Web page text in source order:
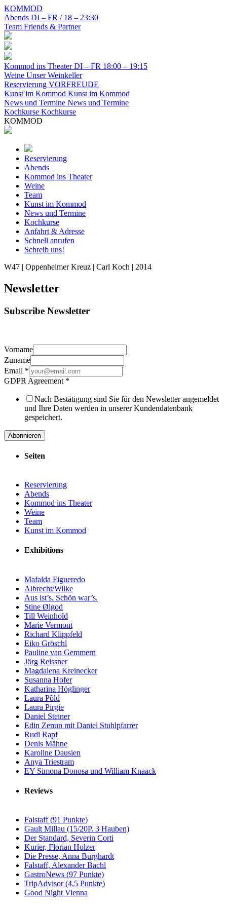
KOMMOD
Abends DI – FR / 18 – 23:30
Team Friends & Partner
Kommod ins Theater DI – FR 18:00 – 19:15
Weine Unser Weinkeller
Reservierung VORFREUDE
Kunst im Kommod Kunst im Kommod
News und Termine News und Termine
Kochkurse Kochkurse
KOMMOD
Reservierung
Abends
Kommod ins Theater
Weine
Team
Kunst im Kommod
News und Termine
Kochkurse
Anfahrt & Adresse
Schnell anrufen
Schreib uns!
W47 | Oppenheimer Kreuz | Carl Koch | 2014
Newsletter
Subscribe Newsletter
Vorname
Zuname
Email *
GDPR Agreement *
Nach Bestätigung sind Sie für den Newsletter angemeldet
und Ihre Daten werden in unserer Kundendatenbank
gespeichert.
Abonnieren
Seiten
Reservierung
Abends
Kommod ins Theater
Weine
Team
Kunst im Kommod
Exhibitions
Mafalda Figueredo
Albrecht/Wilke
Aus ist’s. Schön war’s.
Stine Ølgod
Till Weinhold
Marie Vermont
Richard Klippfeld
Eiko Gröschl
Pauline van Gemmern
Jörg Reissner
Magdalena Kreinecker
Susanna Hofer
Katharina Höglinger
Laura Põld
Laura Pirgie
Daniel Steiner
Edin Zenun mit Daniel Stuhlpfarrer
Rudi Rapf
Denis Mähne
Karoline Dausien
Anya Triestram
EY Simona Donosa und William Knaack
Reviews
Falstaff (91 Punkte)
Gault Millau (15/20P. 3 Hauben)
Der Standard, Severin Corti
Kurier, Florian Holzer
Die Presse, Anna Burghardt
Falstaff, Alexander Bachl
GastroNews (97 Punkte)
TripAdvisor (4,5 Punkte)
Good Night Vienna